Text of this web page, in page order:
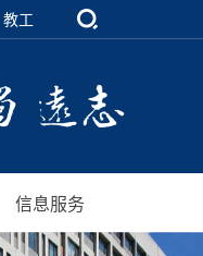
教工
信息服务